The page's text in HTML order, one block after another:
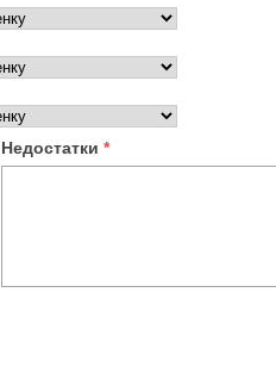
Недостатки *